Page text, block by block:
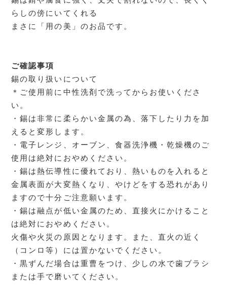
らしの傍にいてくれる
まさに「用の美」のお品です。
ご確認事項
錫の取り扱いについて
＊ご使用前に中性洗剤で洗ってからお使いくださ
い。
・錫は非常に柔らかい金属の為、落下したり力を加
えると変形します。
・電子レンジ、オーブン、食器洗浄機・乾燥機のご
使用は絶対におやめください。
・錫は熱伝導性に優れており、熱いものを入れると
金属表面が大変熱くなり、やけどをする恐れがあり
ますので十分ご注意願います。
・錫は融点が低い金属のため、直接火にかけること
は絶対におやめください。
火傷や火災の原因となります。また、直火の近く
（コンロ等）には置かないでください。
・黒ずんだ場合は重曹をつけ、少しの水で歯ブラシ
または手で磨いてください。